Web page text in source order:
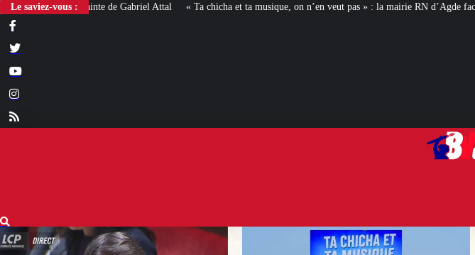
Le saviez-vous :« Ta chicha et ta musique, on n’en veut pas » : la mairie RN d’Agde face à la meute « antiraciste »